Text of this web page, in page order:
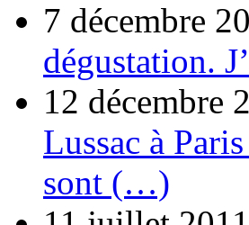
7 décembre
dégustation.
12 décembre
Lussac à
sont (…)